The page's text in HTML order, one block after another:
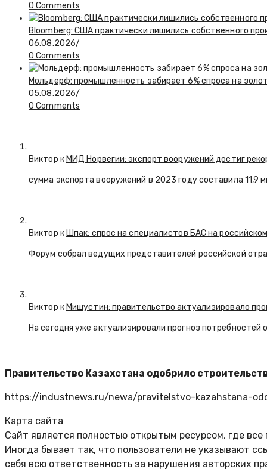
0 Comments
Bloomberg: США практически лишились собственного
06.08.2026/
0 Comments
Мольдерф: промышленность забирает 6% спроса на
05.08.2026/
0 Comments
Виктор кМИД Норвегии: экспорт вооружений достиг
сумма экспорта вооружений в 2023 году составила 11,9
Виктор кШпак: спрос на специалистов БАС на
Форум собрал ведущих представителей российской
Виктор кМишустин: правительство актуализировало
На сегодня уже актуализировали прогноз
Правительство Казахстана одобрило
https://industnews.ru/newa/pravitelstvo-kazahstana-
Карта сайта
Сайт является полностью открытым ресурсом, где
Иногда бывает так, что пользователи не указывают
себя всю ответственность за нарушения авторских